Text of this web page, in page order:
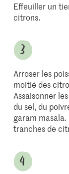
Effeuiller un
citrons.
Arroser les
moitié des
Assaisonner
du sel, du
garam
tranches de